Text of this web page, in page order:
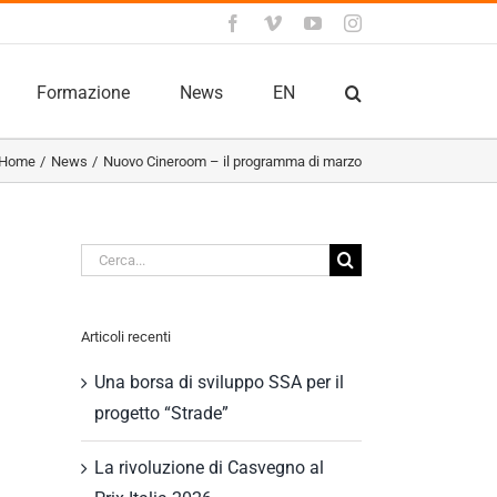
Facebook
VimeoYouTubeInstagram
Formazione News EN
Home News Nuovo Cineroom – il programma di marzo
Cerca
Articoli recenti
Una borsa di sviluppo SSA per il
progetto “Strade”
La rivoluzione di Casvegno al